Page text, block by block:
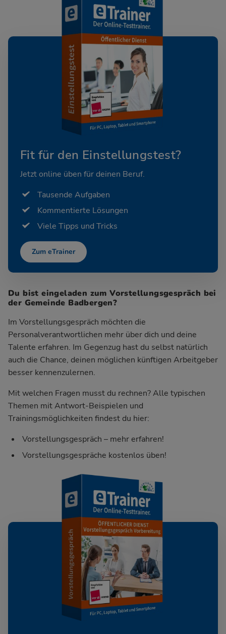
Fit für den Einstellungstest?
Jetzt online üben für deinen Beruf.
Tausende Aufgaben
Kommentierte Lösungen
Viele Tipps und Tricks
Zum eTrainer
Du bist eingeladen zum Vorstellungsgespräch bei
der Gemeinde Badbergen?
Im Vorstellungsgespräch möchten die
Personalverantwortlichen mehr über dich und deine
Talente erfahren. Im Gegenzug hast du selbst natürlich
auch die Chance, deinen möglichen künftigen Arbeitgeber
besser kennenzulernen.
Mit welchen Fragen musst du rechnen? Alle typischen
Themen mit Antwort-Beispielen und
Trainingsmöglichkeiten findest du hier:
Vorstellungsgespräch – mehr erfahren!
Vorstellungsgespräche kostenlos üben!